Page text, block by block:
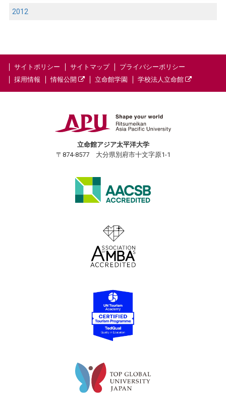
2012
サイトポリシー サイトマップ
プライバシーポリシー
採用情報
情報公開 立命館学園 学校法人立命館
立命館アジア太平洋大学
〒874-8577 大分県別府市十文字原1-1